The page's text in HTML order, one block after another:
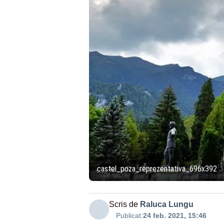
castel_poza_reprezentativa_696x392
Scris de Raluca Lungu
Publicat:24 feb. 2021, 15:46